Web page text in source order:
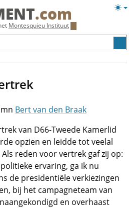
.com
Montesquieu Instituut
Bert van den Braak
van D66-Tweede Kamerlid
opzien en leidde tot veelal
reden voor vertrek gaf zij op:
ervaring, ga ik nu
de presidentiële verkiezingen
bij het campagneteam van
en overhaast